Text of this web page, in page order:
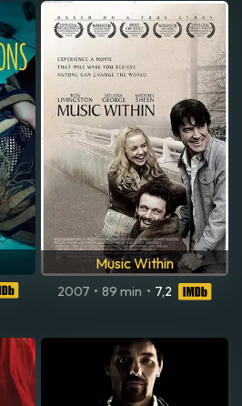
Music Within
2007 • 89 min • 7,2